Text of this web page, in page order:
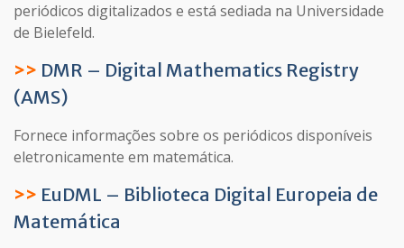
periódicos digitalizados e está sediada na Universidade
de Bielefeld.
>> DMR – Digital Mathematics Registry
(AMS)
Fornece informações sobre os periódicos disponíveis
eletronicamente em matemática.
>> EuDML – Biblioteca Digital Europeia de
Matemática